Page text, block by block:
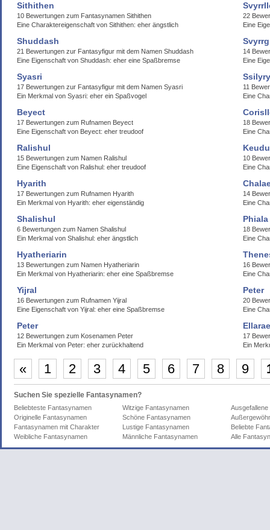
Sithithen
10 Bewertungen zum Fantasynamen Sithithen
Eine Charaktereigenschaft von Sithithen: eher ängstlich
22
Eine
Shuddash
21 Bewertungen zur Fantasyfigur mit dem Namen Shuddash
Eine Eigenschaft von Shuddash: eher eine Spaßbremse
Svyrrg
14
Eine
Syasri
17 Bewertungen zur Fantasyfigur mit dem Namen Syasri
Ein Merkmal von Syasri: eher ein Spaßvogel
11
Eine
Beyect
17 Bewertungen zum Rufnamen Beyect
Eine Eigenschaft von Beyect: eher treudoof
18
Eine
Ralishul
15 Bewertungen zum Namen Ralishul
Eine Eigenschaft von Ralishul: eher treudoof
10
Eine
Hyarith
17 Bewertungen zum Rufnamen Hyarith
Ein Merkmal von Hyarith: eher eigenständig
14
Eine
Shalishul
6 Bewertungen zum Namen Shalishul
Ein Merkmal von Shalishul: eher ängstlich
Phiala
18
Eine
Hyatheriarin
13 Bewertungen zum Namen Hyatheriarin
Ein Merkmal von Hyatheriarin: eher eine Spaßbremse
16
Eine
Yijral
16 Bewertungen zum Rufnamen Yijral
Eine Eigenschaft von Yijral: eher eine Spaßbremse
Peter
20
Eine
Peter
12 Bewertungen zum Kosenamen Peter
Ein Merkmal von Peter: eher zurückhaltend
17
Ein
« 1 2 3 4 5 6 7 8 9
Suchen Sie spezielle Fantasynamen?
Beliebteste Fantasynamen Witzige Fantasynamen
Originelle Fantasynamen
Schöne Fantasynamen
Fantasynamen mit Charakter
Lustige Fantasynamen
Beliebte
Weibliche Fantasynamen
Männliche Fantasynamen Alle